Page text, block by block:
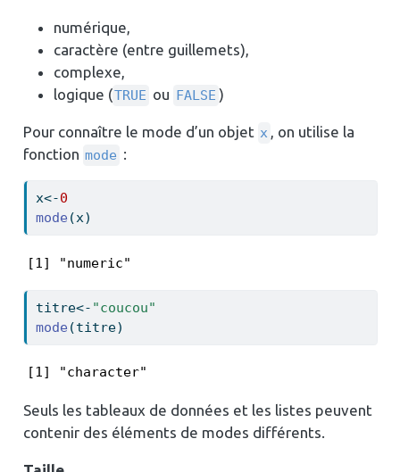
numérique,
caractère (entre guillemets),
complexe,
logique (TRUE ou FALSE )
Pour connaître le mode d’un objet x , on utilise la
fonction mode :
x<-0
mode (x)
[1] "numeric"
titre<- "coucou"
mode (titre)
[1] "character"
Seuls les tableaux de données et les listes peuvent
contenir des éléments de modes différents.